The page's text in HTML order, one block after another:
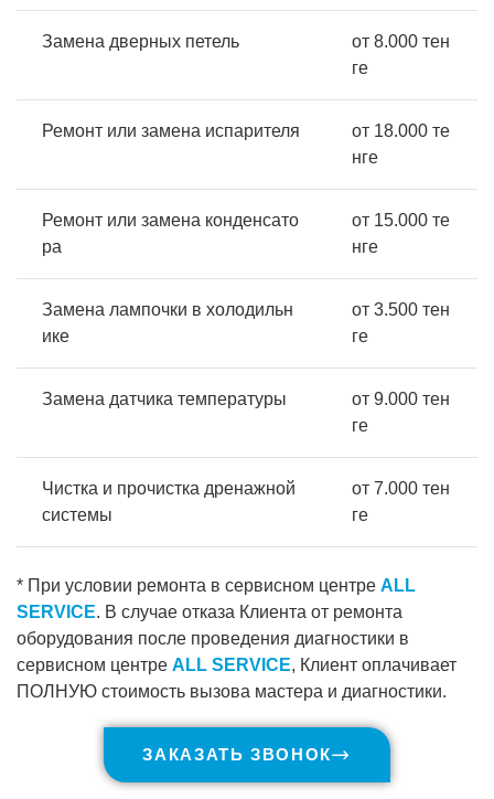
Замена дверных петель
от 8.000 тен
ге
Ремонт или замена испарителя
от 18.000 те
нге
Ремонт или замена конденсато
ра
от 15.000 те
нге
Замена лампочки в холодильн
ике
от 3.500 тен
ге
Замена датчика температуры
от 9.000 тен
ге
Чистка и прочистка дренажной
системы
от 7.000 тен
ге
* При условии ремонта в сервисном центре ALL
SERVICE. В случае отказа Клиента от ремонта
оборудования после проведения диагностики в
сервисном центре ALL SERVICE, Клиент оплачивает
ПОЛНУЮ стоимость вызова мастера и диагностики.
ЗАКАЗАТЬ ЗВОНОК